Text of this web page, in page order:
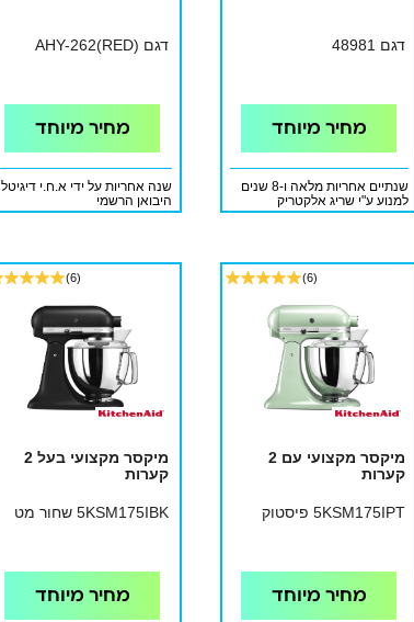
דגם 48981
מחיר מיוחד
שנתיים אחריות מלאה ו-8 שנים
למנוע ע"י שריג אלקטריק
דגם AHY-262(RED)
מחיר מיוחד
שנה אחריות על ידי א.ח.י דיגיטל
היבואן הרשמי
(6)
מיקסר מקצועי עם 2
קערות
5KSM175IPT פיסטוק
מחיר מיוחד
(6)
מיקסר מקצועי בעל 2
קערות
5KSM175IBK שחור מט
מחיר מיוחד